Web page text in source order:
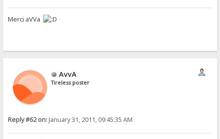
Merci aVVa
AvvA
Tireless poster
Reply #62 on:January 31, 2011, 09:45:35 AM